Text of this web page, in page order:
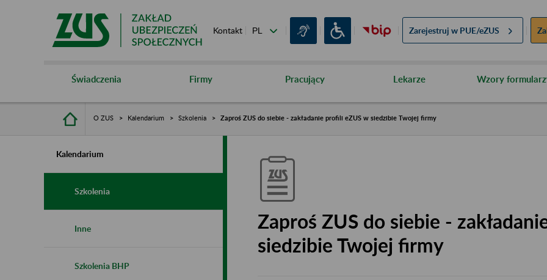
Kontakt Zarejestruj w PUE/eZUS
Świadczenia Firmy Pracujący Lekarze Wzory
O ZUS Kalendarium Szkolenia Zaproś ZUS do siebie - zakładanie profili eZUS w siedzibie Twojej firmy
Kalendarium
Szkolenia
Inne
Szkolenia BHP
Zaproś ZUS do siebie -
siedzibie Twojej firmy